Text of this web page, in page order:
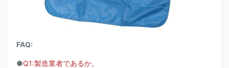
FAQ:
●Q1:製造業者であるか。